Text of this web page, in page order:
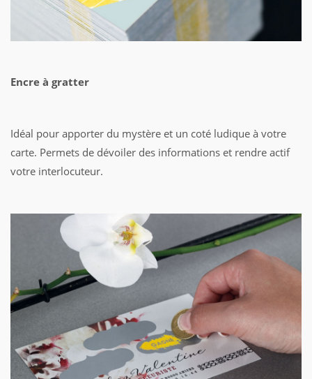
Encre à gratter
Idéal pour apporter du mystère et un coté ludique à votre
carte. Permets de dévoiler des informations et rendre actif
votre interlocuteur.